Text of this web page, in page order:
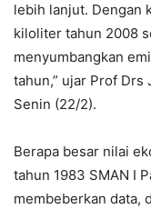
lebih lanjut. Dengan
kiloliter tahun 2008
menyumbangkan
tahun,” ujar Prof Drs
Senin (22/2).
Berapa besar nilai
tahun 1983 SMAN I
membeberkan data,